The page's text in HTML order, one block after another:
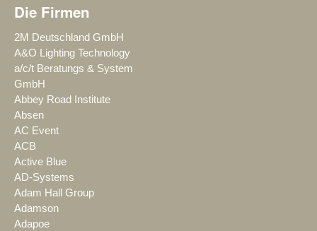
Die Firmen
2M Deutschland GmbH
A&O Lighting Technology
a/c/t Beratungs & System
GmbH
Abbey Road Institute
Absen
AC Event
ACB
Active Blue
AD-Systems
Adam Hall Group
Adamson
Adapoe